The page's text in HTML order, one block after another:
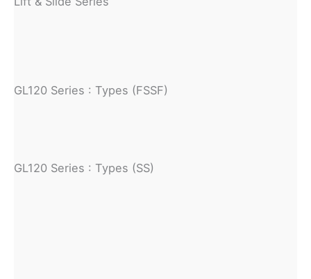
GL120 Series : Types (FSSF)
GL120 Series : Types (SS)